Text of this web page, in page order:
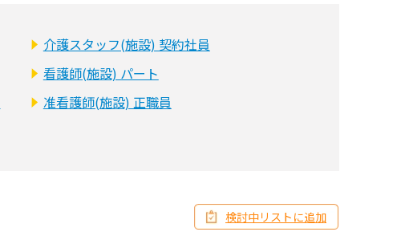
介護スタッフ(施設) 契約社員
看護師(施設) パート
准看護師(施設) 正職員
検討中リストに追加